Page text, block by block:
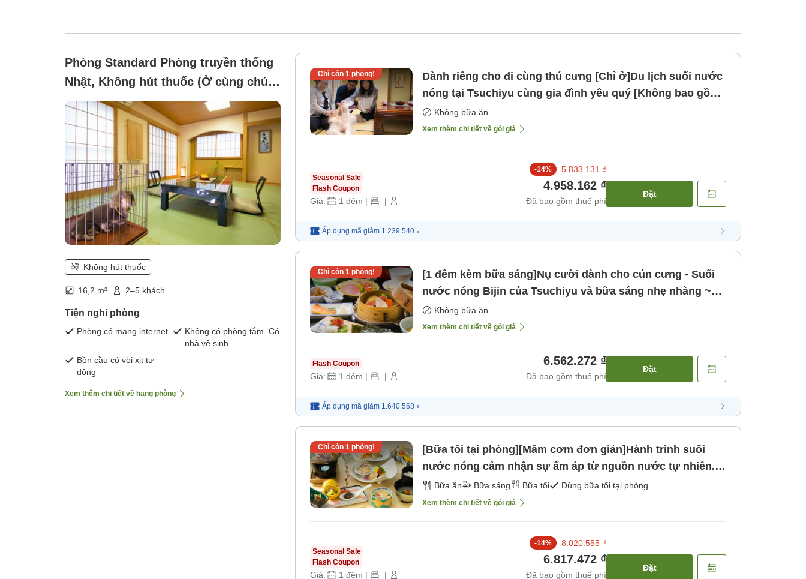
Phòng Standard Phòng truyền thống
Nhật, Không hút thuốc (Ở cùng chú
chó [10 chiếu])
Không hút thuốc
16,2 m² 2–5 khách
Tiện nghi phòng
Phòng có mạng internet
Không có phòng tắm. Có
nhà vệ sinh
Bồn cầu có vòi xịt tự
động
Xem thêm chi tiết về hạng phòng
Chỉ còn 1 phòng!
Dành riêng cho đi cùng thú cưng [Chỉ ở]Du lịch suối nước
nóng tại Tsuchiyu cùng gia đình yêu quý [Không bao gồm
bữa ăn]
Không bữa ăn
Xem thêm chi tiết về gói giá
Seasonal Sale
Flash Coupon
Giá: 1 đêm | |
-14% 5.833.131 ₫
4.958.162 ₫
Đã bao gồm thuế phí
Đặt
Áp dụng mã giảm 1.239.540 ₫
Chỉ còn 1 phòng!
[1 đêm kèm bữa sáng]Nụ cười dành cho cún cưng - Suối
nước nóng Bijin của Tsuchiyu và bữa sáng nhẹ nhàng ~
Cho phép chó lớn ~ [Không bao gồm bữa ăn]
Không bữa ăn
Xem thêm chi tiết về gói giá
Flash Coupon
Giá: 1 đêm | |
6.562.272 ₫
Đã bao gồm thuế phí
Đặt
Áp dụng mã giảm 1.640.568 ₫
Chỉ còn 1 phòng!
[Bữa tối tại phòng][Mâm cơm đơn giản]Hành trình suối
nước nóng cảm nhận sự ấm áp từ nguồn nước tự nhiên.
[Bữa sáng] [Bữa tối]
Bữa ăn Bữa sáng Bữa tối Dùng bữa tối tại phòng
Xem thêm chi tiết về gói giá
Seasonal Sale
Flash Coupon
Giá: 1 đêm | |
-14% 8.020.555 ₫
6.817.472 ₫
Đã bao gồm thuế phí
Đặt